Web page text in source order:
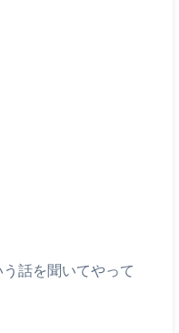
話を聞いてやって